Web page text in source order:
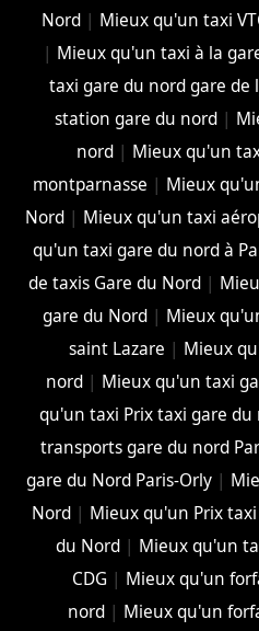
Nord| Mieux qu'un taxi
| Mieux qu'un taxi à la
taxi gare du nord gare de
station gare du nord|
nord| Mieux qu'un
montparnasse | Mieux
Nord| Mieux qu'un taxi
qu'un taxi gare du nord à
de taxis Gare du Nord|
gare du Nord| Mieux
saint Lazare | Mieux
nord| Mieux qu'un taxi
qu'un taxi Prix taxi gare du
transports gare du nord
gare du Nord Paris-Orly|
Nord | Mieux qu'un Prix
du Nord | Mieux qu'un
CDG | Mieux qu'un
nord | Mieux qu'un